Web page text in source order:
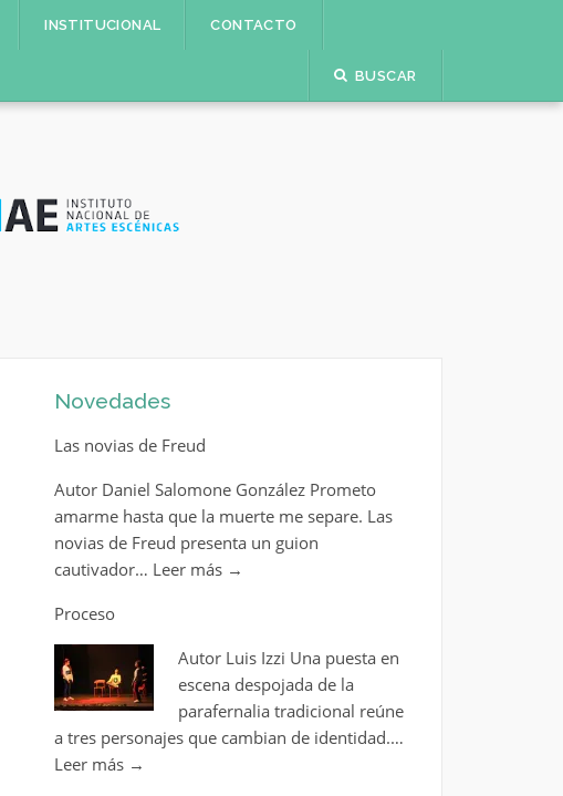
INSTITUCIONAL CONTACTO
BUSCAR
Novedades
Las novias de Freud
Autor Daniel Salomone González Prometo
amarme hasta que la muerte me separe. Las
novias de Freud presenta un guion
cautivador… Leer más →
Proceso
Autor Luis Izzi Una puesta en
escena despojada de la
parafernalia tradicional reúne
a tres personajes que cambian de identidad.…
Leer más →